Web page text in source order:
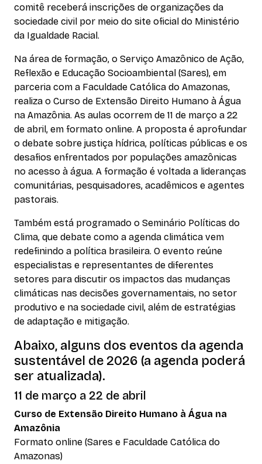
comitê receberá inscrições de organizações da
sociedade civil por meio do site oficial do Ministério
da Igualdade Racial.
Na área de formação, o Serviço Amazônico de Ação,
Reflexão e Educação Socioambiental (Sares), em
parceria com a Faculdade Católica do Amazonas,
realiza o Curso de Extensão Direito Humano à Água
na Amazônia. As aulas ocorrem de 11 de março a 22
de abril, em formato online. A proposta é aprofundar
o debate sobre justiça hídrica, políticas públicas e os
desafios enfrentados por populações amazônicas
no acesso à água. A formação é voltada a lideranças
comunitárias, pesquisadores, acadêmicos e agentes
pastorais.
Também está programado o Seminário Políticas do
Clima, que debate como a agenda climática vem
redefinindo a política brasileira. O evento reúne
especialistas e representantes de diferentes
setores para discutir os impactos das mudanças
climáticas nas decisões governamentais, no setor
produtivo e na sociedade civil, além de estratégias
de adaptação e mitigação.
Abaixo, alguns dos eventos da agenda
sustentável de 2026 (a agenda poderá
ser atualizada).
11 de março a 22 de abril
Curso de Extensão Direito Humano à Água na
Amazônia
Formato online (Sares e Faculdade Católica do
Amazonas)